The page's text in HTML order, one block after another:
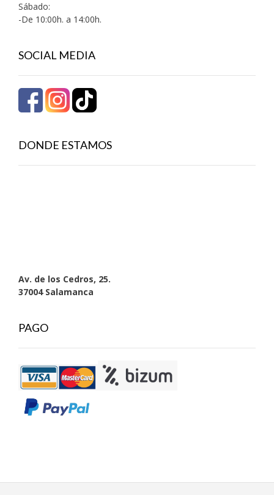
Sábado:
-De 10:00h. a 14:00h.
SOCIAL MEDIA
DONDE ESTAMOS
Av. de los Cedros, 25.
37004 Salamanca
PAGO